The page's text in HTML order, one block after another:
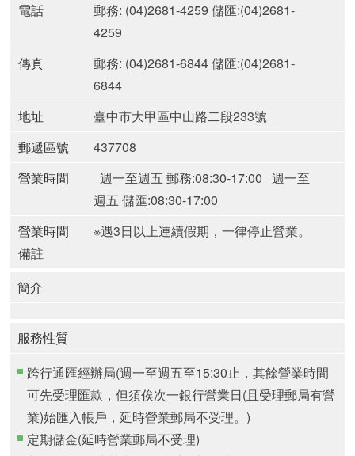
電話
郵務: (04)2681-4259 儲匯:(04)2681-
4259
傳真
郵務: (04)2681-6844 儲匯:(04)2681-
6844
地址
臺中市大甲區中山路二段233號
郵遞區號
437708
營業時間
週一至週五 郵務:08:30-17:00 週一至
週五 儲匯:08:30-17:00
營業時間
備註
※遇3日以上連續假期，一律停止營業。
簡介
服務性質
跨行通匯經辦局(週一至週五至15:30止，其餘營業時間
可先受理匯款，但須俟次一銀行營業日(且受理郵局有營
業)始匯入帳戶，延時營業郵局不受理。)
定期儲金(延時營業郵局不受理)